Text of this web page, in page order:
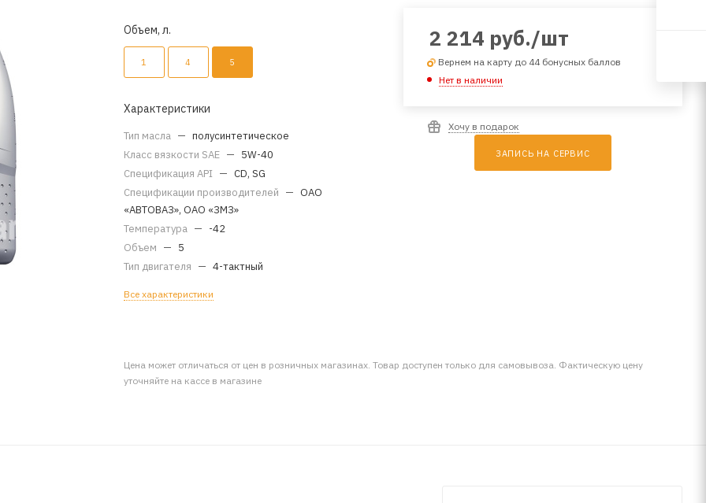
Объем, л.
1 4 5
Характеристики
Тип масла — полусинтетическое
Класс вязкости SAE — 5W-40
Спецификация API — CD, SG
Спецификации производителей — ОАО
«АВТОВАЗ», ОАО «ЗМЗ»
Температура — -42
Объем — 5
Тип двигателя — 4-тактный
Все характеристики
2 214 руб./шт
Вернем на карту до 44 бонусных баллов
Нет в наличии
Хочу в подарок
ЗАПИСЬ НА СЕРВИС
Цена может отличаться от цен в розничных магазинах. Товар доступен только для самовывоза. Фактическую цену
уточняйте на кассе в магазине